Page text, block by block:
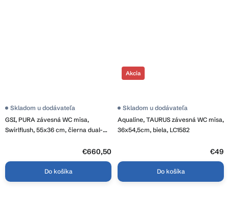
GSI, PURA závesná WC misa,
Swirlflush, 55x36 cm, čierna dual-
Skladom u dodávateľa
€660,50
Do košíka
Akcia
Aqualine, TAURUS závesná WC misa,
36x54,5cm, biela, LC1582
Skladom u dodávateľa
€49
Do košíka